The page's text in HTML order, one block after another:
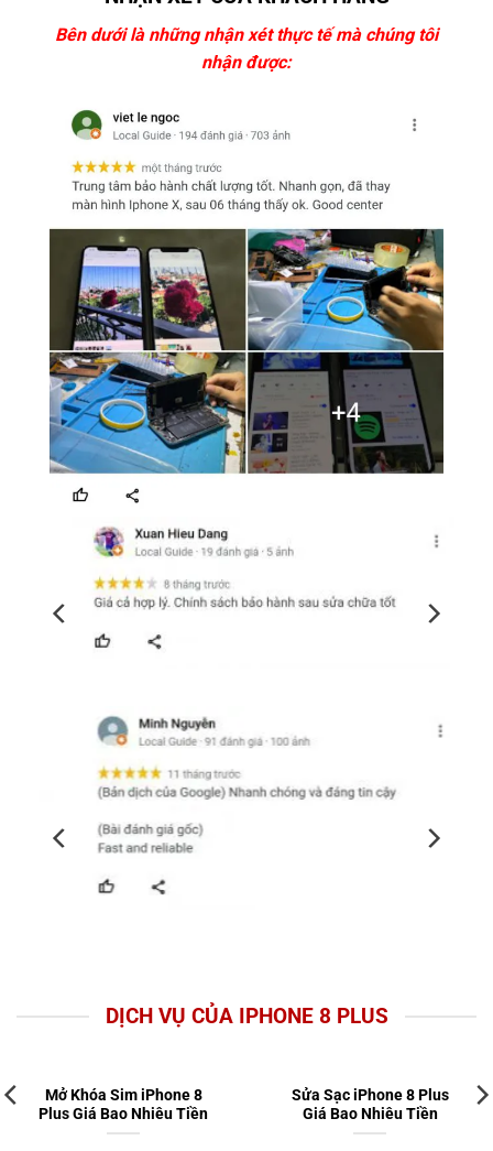
Bên dưới là những nhận xét thực tế mà chúng tôi
nhận được:
DỊCH VỤ CỦA IPHONE 8 PLUS
Mở Khóa Sim iPhone 8
Plus Giá Bao Nhiêu Tiền
Sửa Sạc iPhone 8 Plus
Giá Bao Nhiêu Tiền